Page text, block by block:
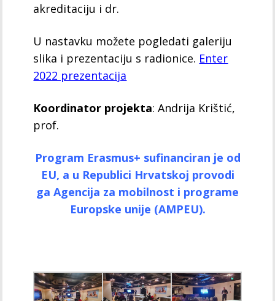
akreditaciju i dr.
U nastavku možete pogledati galeriju
slika i prezentaciju s radionice. Enter
2022 prezentacija
Koordinator projekta: Andrija Krištić,
prof.
Program Erasmus+ sufinanciran je od
EU, a u Republici Hrvatskoj provodi
ga Agencija za mobilnost i programe
Europske unije (AMPEU).